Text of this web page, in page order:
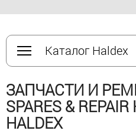
Каталог Haldex
ЗАПЧАСТИ И
SPARES &
HALDEX